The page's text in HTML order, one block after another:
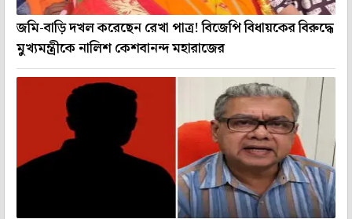
জমি-বাড়ি দখল করেছেন রেখা পাত্র! বিজেপি বিধায়কের বিরুদ্ধে
মুখ‌্যমন্ত্রীকে নালিশ কেশবানন্দ মহারাজের